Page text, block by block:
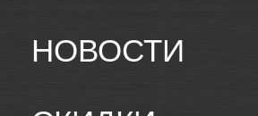
НОВОСТИ